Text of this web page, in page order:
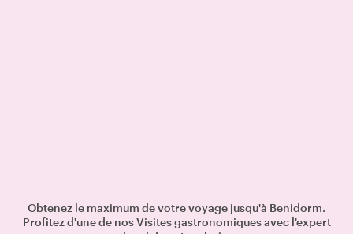
Obtenez le maximum de votre voyage jusqu'à Benidorm.
Profitez d'une de nos Visites gastronomiques avec l'expert